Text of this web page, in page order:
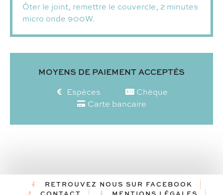
Ôter le joint, remettre le couvercle, 2 minutes
micro onde 900W.
MOYENS DE PAIEMENT ACCEPTÉS
Espèces
Chèque
Carte bancaire
RETROUVEZ NOUS SUR FACEBOOK